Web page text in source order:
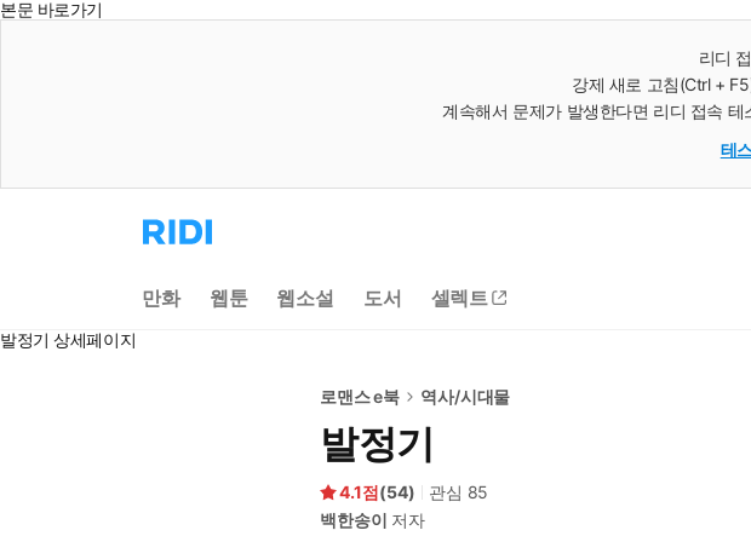
본문 바로가기
리디
강제 새로 고침(Ctrl +
계속해서 문제가 발생한다면 리디 접속
테
리
디
으
로
만화 웹툰 웹소설 도서 셀렉트
발정기 상세페이지
로맨스 e북 역사/시대물
발정기
4.1 (54) 관심 85
백한송이 저자